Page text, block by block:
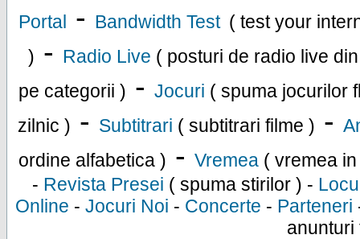
Portal - Bandwidth Test ( test your
) - Radio Live ( posturi de radio live
pe categorii ) - Jocuri ( spuma jocurilor
zilnic ) - Subtitrari ( subtitrari filme ) -
ordine alfabetica ) - Vremea ( vremea
- Revista Presei ( spuma stirilor ) -
Online - Jocuri Noi - Concerte - Parteneri
anunturi